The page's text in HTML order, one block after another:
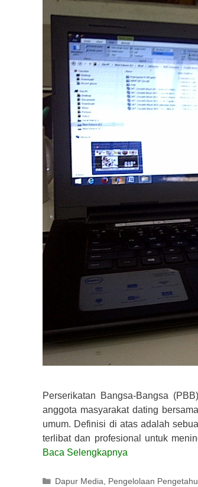
Perserikatan Bangsa-Bangsa
anggota masyarakat dating
umum. Definisi di atas adalah
terlibat dan profesional untuk
Baca Selengkapnya
Kategori
Dapur Media, Pengelolaan